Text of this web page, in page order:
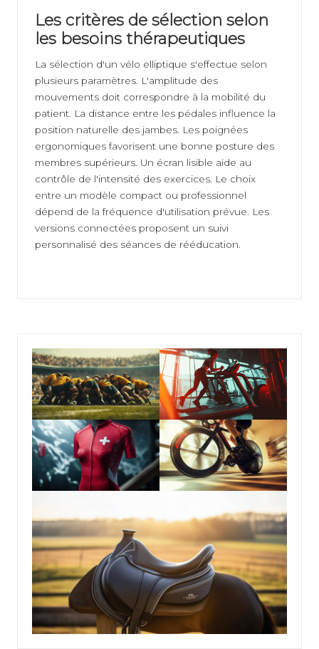
Les critères de sélection selon
les besoins thérapeutiques
La sélection d'un vélo elliptique s'effectue selon
plusieurs paramètres. L'amplitude des
mouvements doit correspondre à la mobilité du
patient. La distance entre les pédales influence la
position naturelle des jambes. Les poignées
ergonomiques favorisent une bonne posture des
membres supérieurs. Un écran lisible aide au
contrôle de l'intensité des exercices. Le choix
entre un modèle compact ou professionnel
dépend de la fréquence d'utilisation prévue. Les
versions connectées proposent un suivi
personnalisé des séances de rééducation.